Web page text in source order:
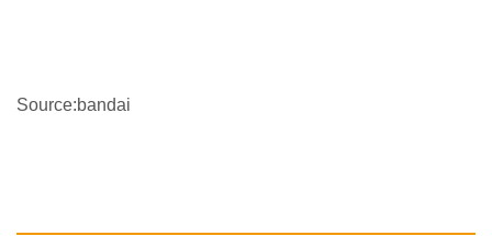
Source:bandai